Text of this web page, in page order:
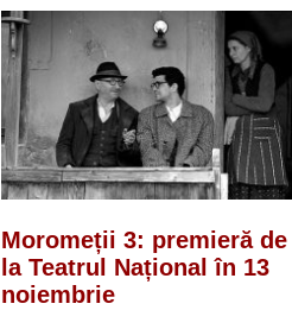
Moromeții 3: premieră de
la Teatrul Național în 13
noiembrie